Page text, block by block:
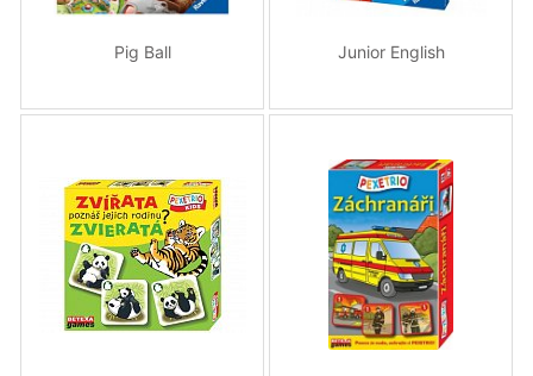
Pig Ball Junior English